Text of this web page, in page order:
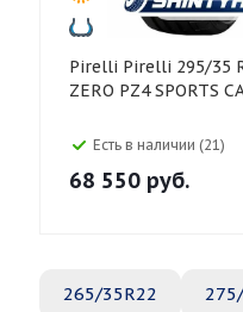
Pirelli Pirelli 295/35 R22 P
ZERO PZ4 SPORTS
Есть в наличии (21)
68 550 руб.
265/35R22